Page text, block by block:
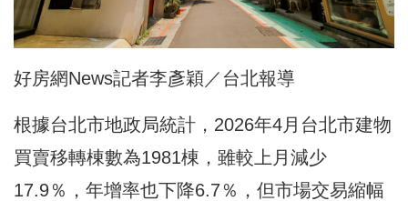
好房網News記者李彥穎／台北報導
根據台北市地政局統計，2026年4月台北市建物
買賣移轉棟數為1981棟，雖較上月減少
17.9％，年增率也下降6.7％，但市場交易縮幅